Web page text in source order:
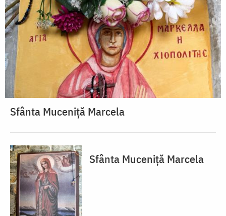
Sfânta Muceniță Marcela
Sfânta Muceniță Marcela